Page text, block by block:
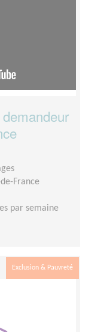
France
par semaine
Exclusion & Pauvreté